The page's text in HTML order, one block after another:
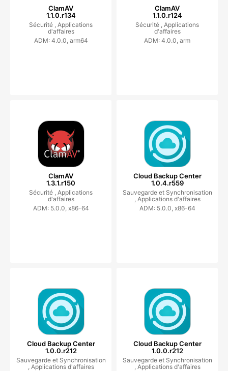
ClamAV
1.1.0.r134
Sécurité , Applications
d'affaires
ADM: 4.0.0, arm64
ClamAV
1.1.0.r124
Sécurité , Applications
d'affaires
ADM: 4.0.0, arm
ClamAV
1.3.1.r150
Sécurité , Applications
d'affaires
ADM: 5.0.0, x86-64
Cloud Backup Center
1.0.4.r559
Sauvegarde et Synchronisation
Applications d'affaires
ADM: 5.0.0, x86-64
Cloud Backup Center
1.0.0.r212
Sauvegarde et Synchronisation
Applications d'affaires
Cloud Backup Center
1.0.0.r212
Sauvegarde et Synchronisation
Applications d'affaires